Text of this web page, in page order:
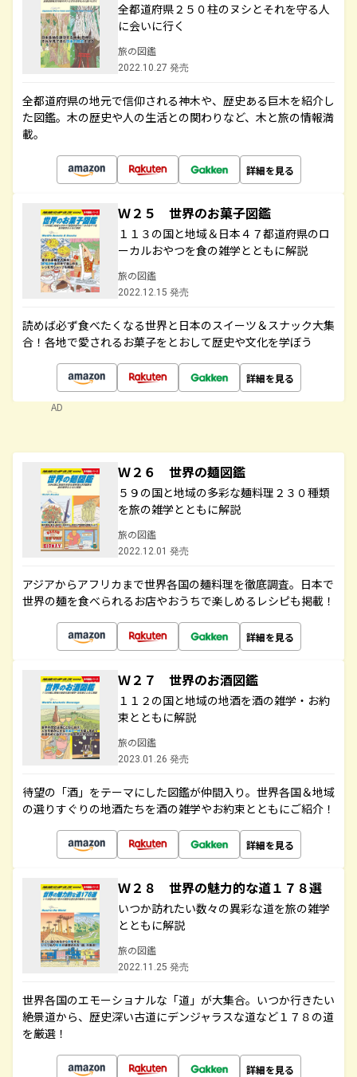
全都道府県２５０柱のヌシとそれを守る人
に会いに行く
旅の図鑑
2022.10.27 発売
全都道府県の地元で信仰される神木や、歴史ある巨木を紹介し
た図鑑。木の歴史や人の生活との関わりなど、木と旅の情報満
載。
詳細を見る
Ｗ２５ 世界のお菓子図鑑
１１３の国と地域＆日本４７都道府県のロ
ーカルおやつを食の雑学とともに解説
旅の図鑑
2022.12.15 発売
読めば必ず食べたくなる世界と日本のスイーツ＆スナック大集
合！各地で愛されるお菓子をとおして歴史や文化を学ぼう
詳細を見る
AD
Ｗ２６ 世界の麺図鑑
５９の国と地域の多彩な麺料理２３０種類
を旅の雑学とともに解説
旅の図鑑
2022.12.01 発売
アジアからアフリカまで世界各国の麺料理を徹底調査。日本で
世界の麺を食べられるお店やおうちで楽しめるレシピも掲載！
詳細を見る
Ｗ２７ 世界のお酒図鑑
１１２の国と地域の地酒を酒の雑学・お約
束とともに解説
旅の図鑑
2023.01.26 発売
待望の「酒」をテーマにした図鑑が仲間入り。世界各国＆地域
の選りすぐりの地酒たちを酒の雑学やお約束とともにご紹介！
詳細を見る
Ｗ２８ 世界の魅力的な道１７８選
いつか訪れたい数々の異彩な道を旅の雑学
とともに解説
旅の図鑑
2022.11.25 発売
世界各国のエモーショナルな「道」が大集合。いつか行きたい
絶景道から、歴史深い古道にデンジャラスな道など１７８の道
を厳選！
詳細を見る